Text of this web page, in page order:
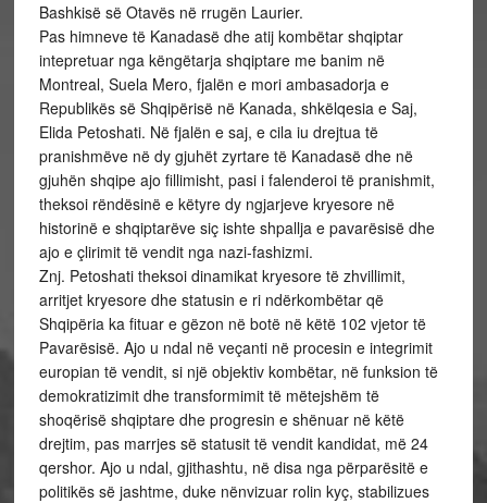
Bashkisë së Otavës në rrugën Laurier.
Pas himneve të Kanadasë dhe atij kombëtar shqiptar
intepretuar nga këngëtarja shqiptare me banim në
Montreal, Suela Mero, fjalën e mori ambasadorja e
Republikës së Shqipërisë në Kanada, shkëlqesia e Saj,
Elida Petoshati. Në fjalën e saj, e cila iu drejtua të
pranishmëve në dy gjuhët zyrtare të Kanadasë dhe në
gjuhën shqipe ajo fillimisht, pasi i falenderoi të pranishmit,
theksoi rëndësinë e këtyre dy ngjarjeve kryesore në
historinë e shqiptarëve siç ishte shpallja e pavarësisë dhe
ajo e çlirimit të vendit nga nazi-fashizmi.
Znj. Petoshati theksoi dinamikat kryesore të zhvillimit,
arritjet kryesore dhe statusin e ri ndërkombëtar që
Shqipëria ka fituar e gëzon në botë në këtë 102 vjetor të
Pavarësisë. Ajo u ndal në veçanti në procesin e integrimit
europian të vendit, si një objektiv kombëtar, në funksion të
demokratizimit dhe transformimit të mëtejshëm të
shoqërisë shqiptare dhe progresin e shënuar në këtë
drejtim, pas marrjes së statusit të vendit kandidat, më 24
qershor. Ajo u ndal, gjithashtu, në disa nga përparësitë e
politikës së jashtme, duke nënvizuar rolin kyç, stabilizues